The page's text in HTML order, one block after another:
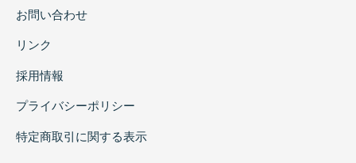
お問い合わせ
リンク
採用情報
プライバシーポリシー
特定商取引に関する表示